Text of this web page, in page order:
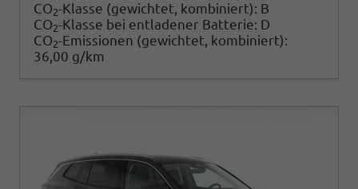
CO2-Klasse (gewichtet, kombiniert): B
CO2-Klasse bei entladener Batterie: D
CO2-Emissionen (gewichtet, kombiniert):
36,00 g/km